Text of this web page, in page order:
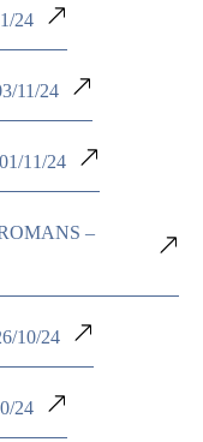
24
11/24
11/24
–
10/24
24